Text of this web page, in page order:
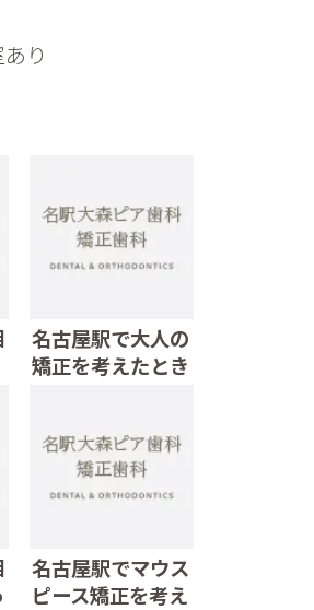
り
名古屋駅で大人の
矯正を考えたとき
名古屋駅でマウス
ピース矯正を考え